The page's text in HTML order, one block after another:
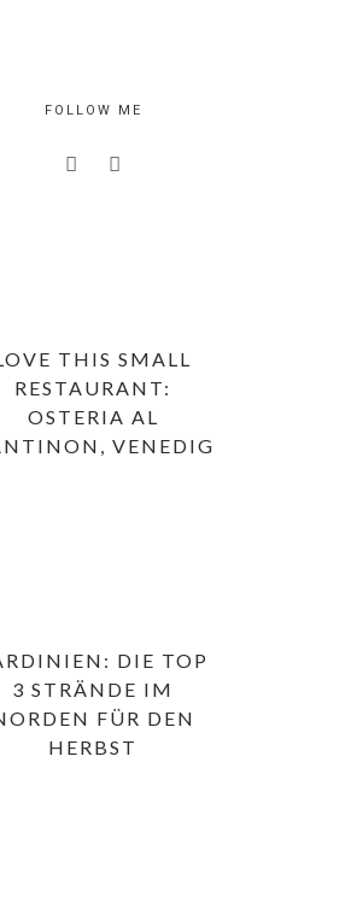
FOLLOW ME
THIS SMALL
RESTAURANT:
OSTERIA AL
VENEDIG
DIE TOP
3 STRÄNDE IM
FÜR DEN
HERBST